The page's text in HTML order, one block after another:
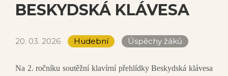
BESKYDSKÁ KLÁVESA
20. 03. 2026 Hudební Úspěchy žáků
Na 2. ročníku soutěžní klavírní přehlídky Beskydská klávesa